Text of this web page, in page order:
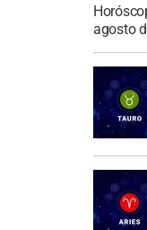
agosto